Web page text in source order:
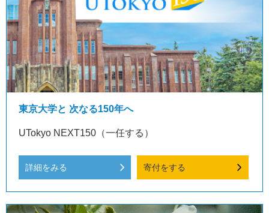
東京大学と 次なる150年へ
UTokyo NEXT150（一任する）
詳細をみる 寄付をする